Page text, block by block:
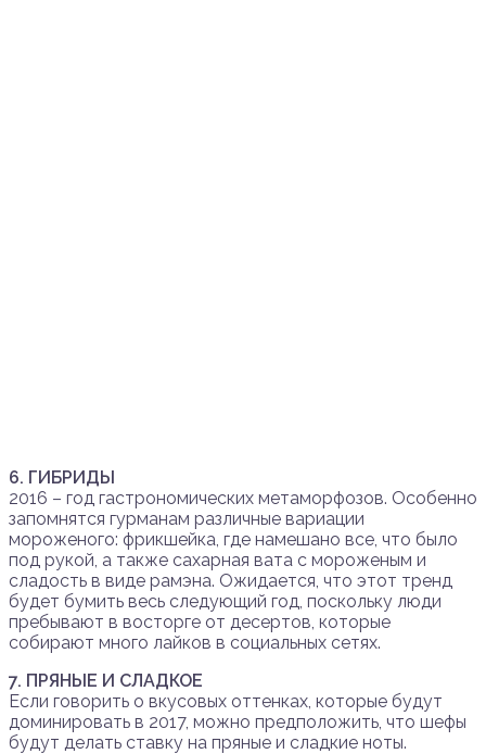
6. ГИБРИДЫ
2016 – год гастрономических метаморфозов. Особенно
запомнятся гурманам различные вариации
мороженого: фрикшейка, где намешано все, что было
под рукой, а также сахарная вата с мороженым и
сладость в виде рамэна. Ожидается, что этот тренд
будет бумить весь следующий год, поскольку люди
пребывают в восторге от десертов, которые
собирают много лайков в социальных сетях.
7. ПРЯНЫЕ И СЛАДКОЕ
Если говорить о вкусовых оттенках, которые будут
доминировать в 2017, можно предположить, что шефы
будут делать ставку на пряные и сладкие ноты.